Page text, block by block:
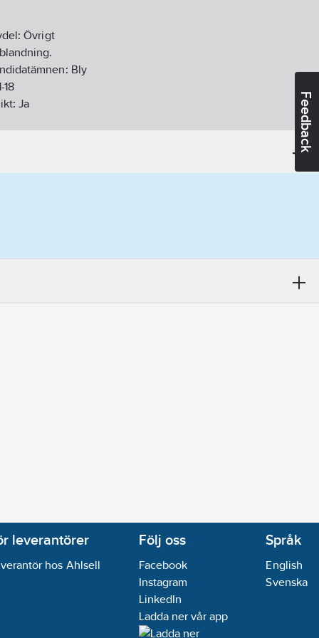
Feedback
Övrigt
Bly
18
Ja
leverantörer
hos Ahlsell
Följ oss
Facebook
Instagram
LinkedIn
Ladda ner vår app
Språk
English
Svenska